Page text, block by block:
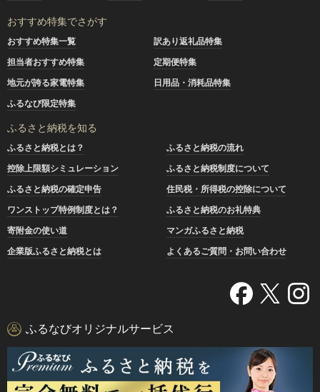
おすすめ特集でさがす
おすすめ特集一覧
訳あり返礼品特集
担当者おすすめ特集
定期便特集
地元が誇る家電特集
日用品・消耗品特集
ふるなび限定特集
ふるさと納税を知る
ふるさと納税とは？
ふるさと納税の流れ
控除上限額シミュレーション
ふるさと納税制度について
ふるさと納税の確定申告
住民税・所得税の控除について
ワンストップ特例制度とは？
ふるさと納税のお礼特典
寄附金の使い道
マンガふるさと納税
企業版ふるさと納税とは
よくあるご質問・お問い合わせ
ふるなびオリジナルサービス